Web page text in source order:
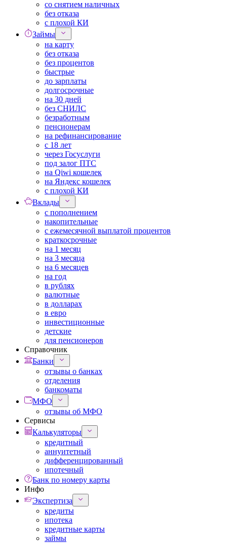
со снятием наличных
без отказа
с плохой КИ
Займы
на карту
без отказа
без процентов
быстрые
до зарплаты
долгосрочные
на 30 дней
без СНИЛС
безработным
пенсионерам
на рефинансирование
с 18 лет
через Госуслуги
под залог ПТС
на Qiwi кошелек
на Яндекс кошелек
с плохой КИ
Вклады
с пополнением
накопительные
с ежемесячной выплатой процентов
краткосрочные
на 1 месяц
на 3 месяца
на 6 месяцев
на год
в рублях
валютные
в долларах
в евро
инвестиционные
детские
для пенсионеров
Справочник
Банки
отзывы о банках
отделения
банкоматы
МФО
отзывы об МФО
Сервисы
Калькуляторы
кредитный
аннуитетный
дифференцированный
ипотечный
Банк по номеру карты
Инфо
Экспертиза
кредиты
ипотека
кредитные карты
займы